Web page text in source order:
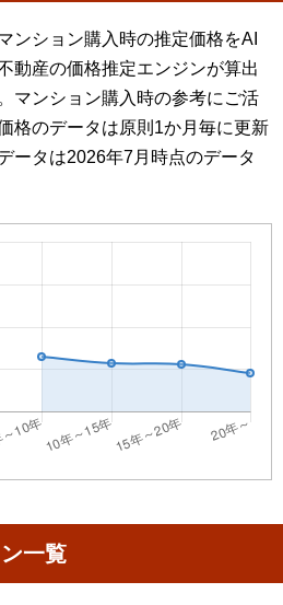
ンション購入時の推定価格をAI
動産の価格推定エンジンが算出
マンション購入時の参考にご活
格のデータは原則1か月毎に更新
ータは2026年7月時点のデータ
一覧